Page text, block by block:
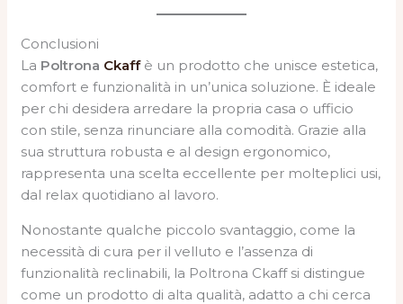
Conclusioni
La Poltrona Ckaffè un prodotto che unisce estetica,
comfort e funzionalità in un’unica soluzione. È ideale
per chi desidera arredare la propria casa o ufficio
con stile, senza rinunciare alla comodità. Grazie alla
sua struttura robusta e al design ergonomico,
rappresenta una scelta eccellente per molteplici usi,
dal relax quotidiano al lavoro.
Nonostante qualche piccolo svantaggio, come la
necessità di cura per il velluto e l’assenza di
funzionalità reclinabili, la Poltrona Ckaff si distingue
come un prodotto di alta qualità, adatto a chi cerca